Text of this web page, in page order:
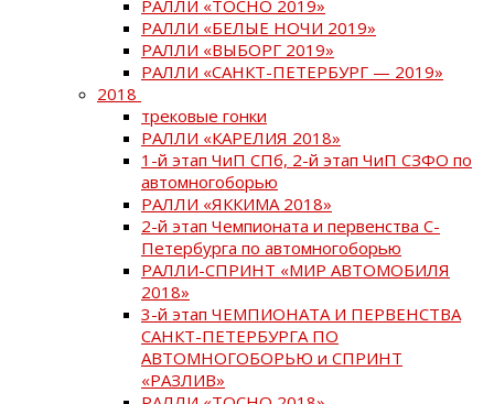
РАЛЛИ «ТОСНО 2019»
РАЛЛИ «БЕЛЫЕ НОЧИ 2019»
РАЛЛИ «ВЫБОРГ 2019»
РАЛЛИ «САНКТ-ПЕТЕРБУРГ — 2019»
2018
трековые гонки
РАЛЛИ «КАРЕЛИЯ 2018»
1-й этап ЧиП СПб, 2-й этап ЧиП СЗФО по
автомногоборью
РАЛЛИ «ЯККИМА 2018»
2-й этап Чемпионата и первенства С-
Петербурга по автомногоборью
РАЛЛИ-СПРИНТ «МИР АВТОМОБИЛЯ
2018»
3-й этап ЧЕМПИОНАТА И ПЕРВЕНСТВА
САНКТ-ПЕТЕРБУРГА ПО
АВТОМНОГОБОРЬЮ и СПРИНТ
«РАЗЛИВ»